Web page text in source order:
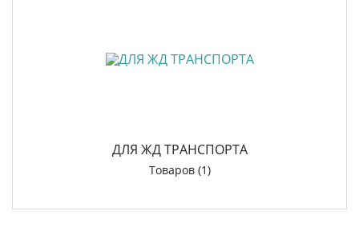
ДЛЯ ЖД ТРАНСПОРТА
Товаров (1)